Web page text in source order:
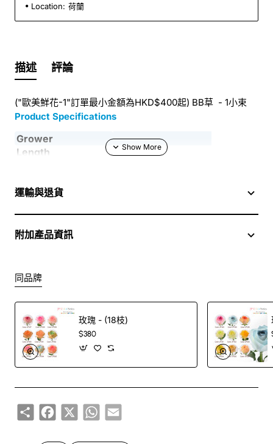
Location: 荷蘭
描述 評論
("歐美鮮花-1"訂單最小金額為HKD$400起) BB草 - 1小束
Product Specifications
Grower
Length
Packing
運輸與退貨
附加產品資訊
同品牌
玫瑰 - (18枝)
$380
ShareFacebook
X WhatsApp
Email